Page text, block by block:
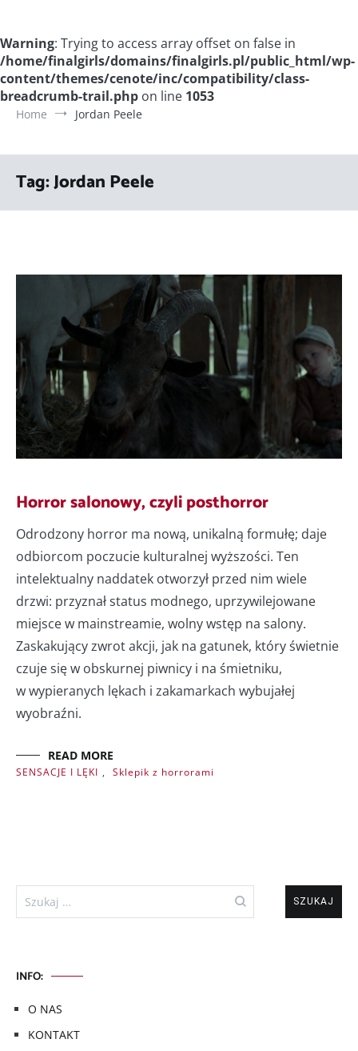
Warning: Trying to access array offset on false in
/home/finalgirls/domains/finalgirls.pl/public_html/wp-
content/themes/cenote/inc/compatibility/class-
breadcrumb-trail.php on line 1053
Home Jordan Peele
Tag:Jordan Peele
Horror salonowy, czyli posthorror
Odrodzony horror ma nową, unikalną formułę; daje
odbiorcom poczucie kulturalnej wyższości. Ten
intelektualny naddatek otworzył przed nim wiele
drzwi: przyznał status modnego, uprzywilejowane
miejsce w mainstreamie, wolny wstęp na salony.
Zaskakujący zwrot akcji, jak na gatunek, który świetnie
czuje się w obskurnej piwnicy i na śmietniku,
w wypieranych lękach i zakamarkach wybujałej
wyobraźni.
READ MORE
SENSACJE I LĘKI , Sklepik z horrorami
Szukaj:
INFO:
O NAS
KONTAKT